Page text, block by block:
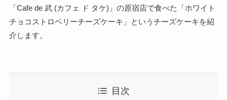
「Cafe de 武 (カフェ ド タケ)」 の原宿店で食べた「ホワイト
チョコストロベリーチーズケーキ」というチーズケーキを紹
介します。
目次